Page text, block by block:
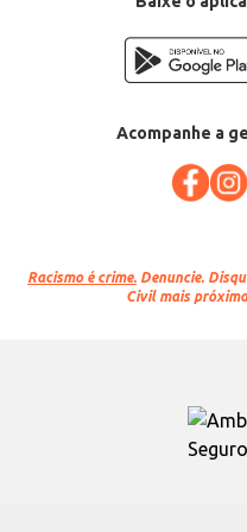
Acompanhe a
Racismo é crime. Denuncie.
Civil mais